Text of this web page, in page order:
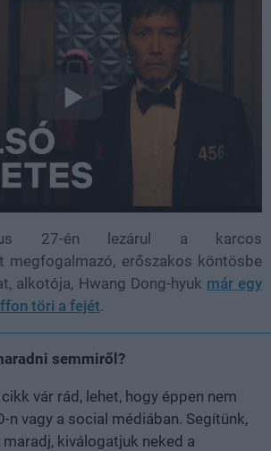
27-én lezárul a karcos
megfogalmazó, erőszakos köntösbe
alkotója, Hwang Dong-hyuk már egy
töri a fejét.
semmiről?
vár rád, lehet, hogy éppen nem
n vagy a social médiában. Segítünk,
kiválogatjuk neked a